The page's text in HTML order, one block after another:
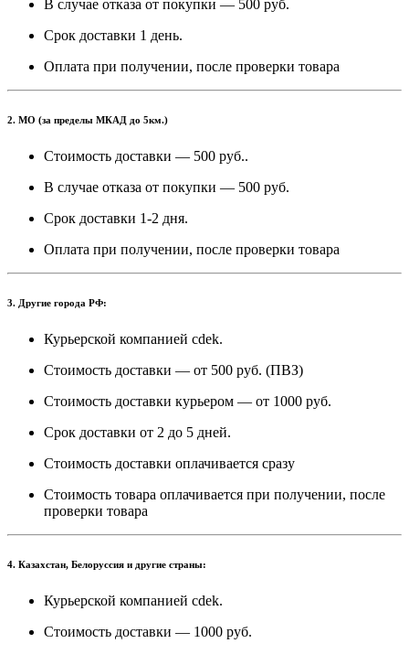
В случае отказа от покупки — 500 руб.
Срок доставки 1 день.
Оплата при получении, после проверки товара
2. МО (за пределы МКАД до 5км.)
Стоимость доставки — 500 руб..
В случае отказа от покупки — 500 руб.
Срок доставки 1-2 дня.
Оплата при получении, после проверки товара
3. Другие города РФ:
Курьерской компанией cdek.
Стоимость доставки — от 500 руб. (ПВЗ)
Стоимость доставки курьером — от 1000 руб.
Срок доставки от 2 до 5 дней.
Стоимость доставки оплачивается сразу
Стоимость товара оплачивается при получении, после
проверки товара
4. Казахстан, Белоруссия и другие страны:
Курьерской компанией cdek.
Стоимость доставки — 1000 руб.